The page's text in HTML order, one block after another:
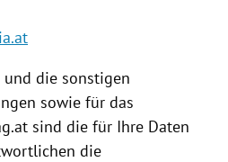
die sonstigen
sowie für das
sind die für Ihre Daten
die